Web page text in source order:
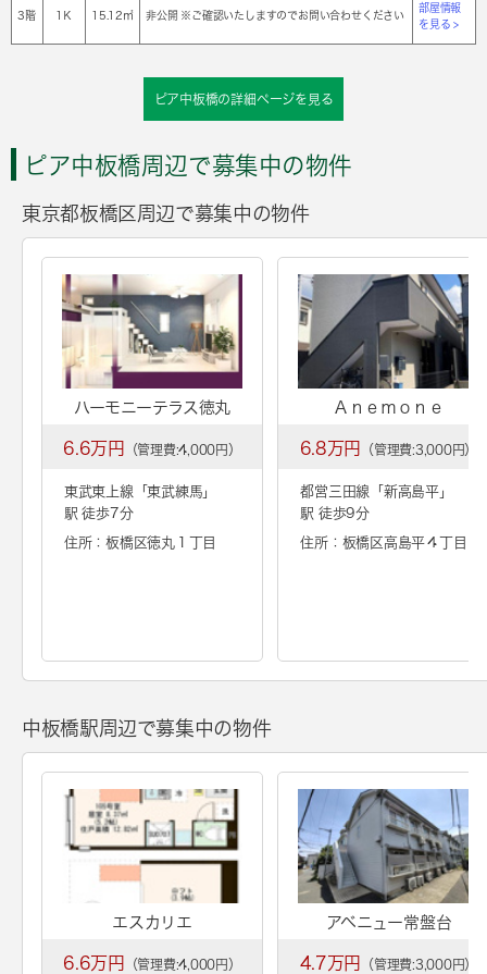
3階 1Ｋ 15.12㎡ 非公開 ※ご確認いたしますのでお問い合わせください
部屋情報
を見る >
ピア中板橋の詳細ページを見る
ピア中板橋周辺で募集中の物件
東京都板橋区周辺で募集中の物件
ハーモニーテラス徳丸
6.6万円 （管理費:4,000円）
東武東上線「東武練馬 」
駅 徒歩7分
住所：板橋区徳丸１丁目
Ａｎｅｍｏｎｅ
6.8万円 （管理費:3,000円）
都営三田線「 新高島平」
駅 徒歩9分
住所：板橋区高島平４丁目
中板橋駅周辺で募集中の物件
エスカリエ
6.6万円 （管理費:4,000円）
アベニュー常盤台
4.7万円 （管理費:3,000円）